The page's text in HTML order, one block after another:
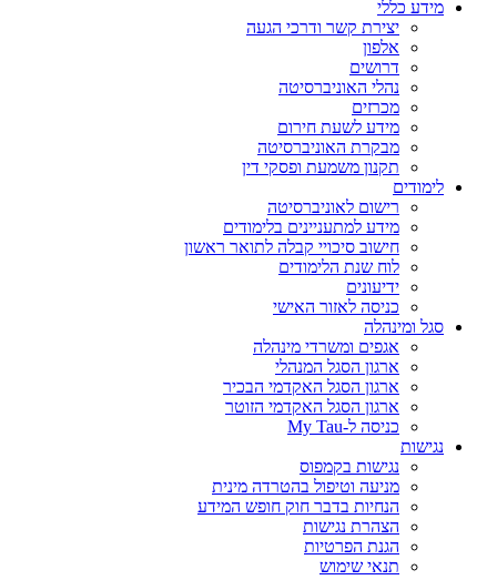
מידע כללי
יצירת קשר ודרכי הגעה
אלפון
דרושים
נהלי האוניברסיטה
מכרזים
מידע לשעת חירום
מבקרת האוניברסיטה
תקנון משמעת ופסקי דין
לימודים
רישום לאוניברסיטה
מידע למתעניינים בלימודים
חישוב סיכויי קבלה לתואר ראשון
לוח שנת הלימודים
ידיעונים
כניסה לאזור האישי
סגל ומינהלה
אגפים ומשרדי מינהלה
ארגון הסגל המנהלי
ארגון הסגל האקדמי הבכיר
ארגון הסגל האקדמי הזוטר
כניסה ל-My Tau
נגישות
נגישות בקמפוס
מניעה וטיפול בהטרדה מינית
הנחיות בדבר חוק חופש המידע
הצהרת נגישות
הגנת הפרטיות
תנאי שימוש